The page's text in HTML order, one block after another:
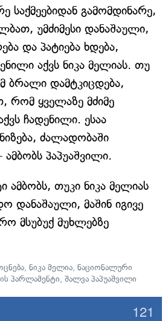
საქმეებიდან გამომდინარე,
უმძიმესი დანაშაული,
და პატიება ხდება,
აქვს ნიკა მელიას. თუ
ბრალი დამტკიცდება,
რომ ყველაზე მძიმე
ჩადენილი. ესაა
ძალადობაში
პაპუაშვილი.
თუკი ნიკა მელიას
დანაშაული, მაშინ იგივე
მსუბუქ მუხლებზე
, ნიკა მელია, ნაციონალური
პარლამენტი, შალვა პაპუაშვილი
121